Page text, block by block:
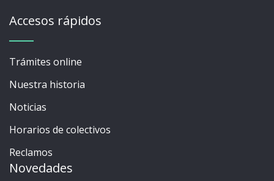
Accesos rápidos
Trámites online
Nuestra historia
Noticias
Horarios de colectivos
Reclamos
Novedades